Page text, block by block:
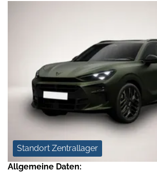
Standort Zentrallager
Allgemeine Daten: